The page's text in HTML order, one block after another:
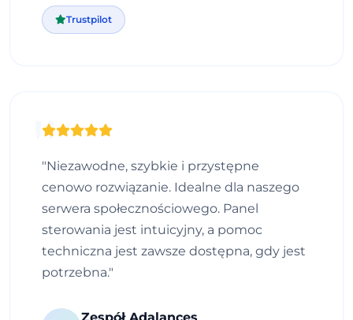
Trustpilot
"Niezawodne, szybkie i przystępne
cenowo rozwiązanie. Idealne dla naszego
serwera społecznościowego. Panel
sterowania jest intuicyjny, a pomoc
techniczna jest zawsze dostępna, gdy jest
potrzebna."